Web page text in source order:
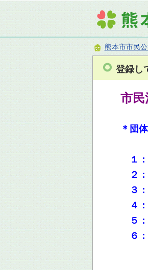
熊本市市民
登録し
市民
＊団
１：
２：
３：
４：
５：
６：